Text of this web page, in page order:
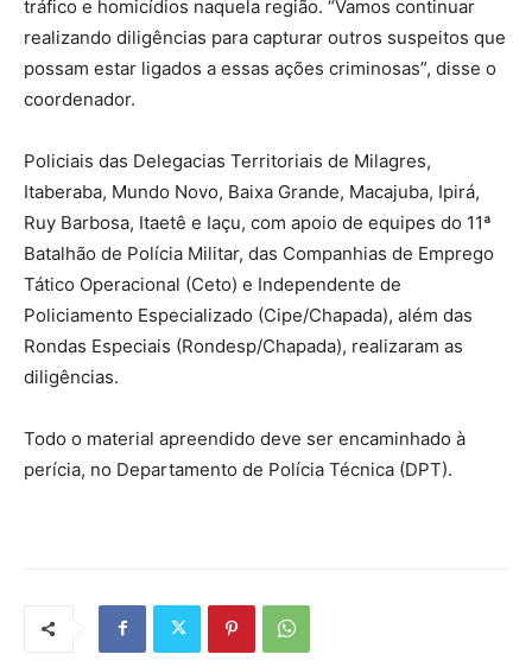
tráfico e homicídios naquela região. “Vamos continuar
realizando diligências para capturar outros suspeitos que
possam estar ligados a essas ações criminosas”, disse o
coordenador.
Policiais das Delegacias Territoriais de Milagres,
Itaberaba, Mundo Novo, Baixa Grande, Macajuba, Ipirá,
Ruy Barbosa, Itaetê e Iaçu, com apoio de equipes do 11ª
Batalhão de Polícia Militar, das Companhias de Emprego
Tático Operacional (Ceto) e Independente de
Policiamento Especializado (Cipe/Chapada), além das
Rondas Especiais (Rondesp/Chapada), realizaram as
diligências.
Todo o material apreendido deve ser encaminhado à
perícia, no Departamento de Polícia Técnica (DPT).